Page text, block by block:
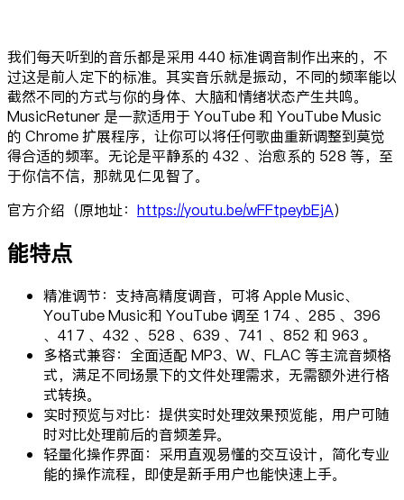
我们每天听到的音乐都是采用 440 标准调音制作出来的，不
过这是前人定下的标准。其实音乐就是振动，不同的频率能以
截然不同的方式与你的身体、大脑和情绪状态产生共鸣。
MusicRetuner 是一款适用于 YouTube 和 YouTube Music
的 Chrome 扩展程序，让你可以将任何歌曲重新调整到莫觉
得合适的频率。无论是平静系的 432 、治愈系的 528 等，至
于你信不信，那就见仁见智了。
官方介绍（原地址： https://youtu.be/wFFtpeybEjA）
能特点
精准调节：支持高精度调音，可将 Apple Music、
YouTube Music和 YouTube 调至 174 、285 、396
、417 、432 、528 、639 、741 、852 和 963 。
多格式兼容：全面适配 MP3、W、FLAC 等主流音频格
式，满足不同场景下的文件处理需求，无需额外进行格
式转换。
实时预览与对比：提供实时处理效果预览能，用户可随
时对比处理前后的音频差异。
轻量化操作界面：采用直观易懂的交互设计，简化专业
能的操作流程，即使是新手用户也能快速上手。